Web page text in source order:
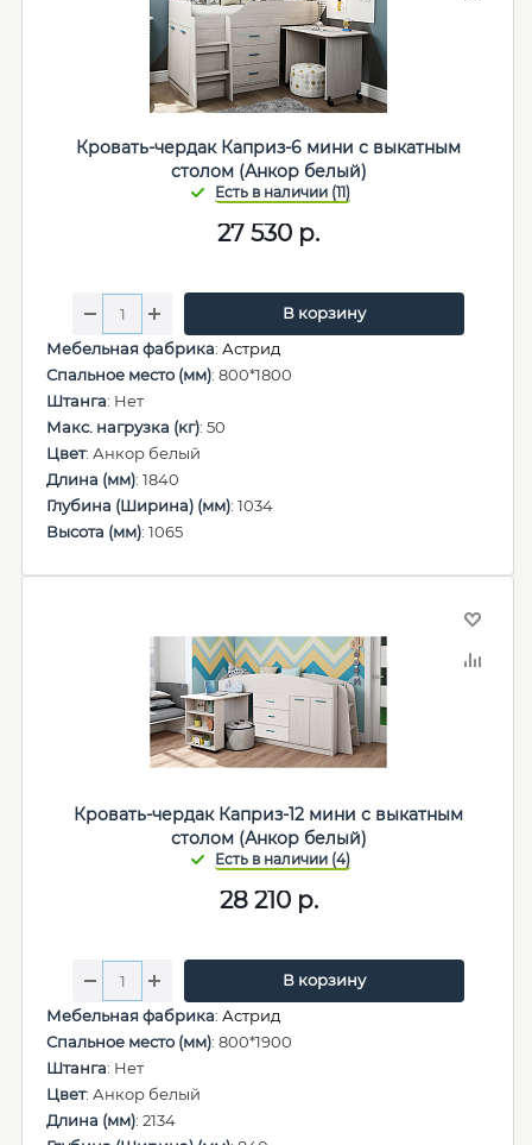
Кровать-чердак Каприз-6 мини с выкатным
столом (Анкор белый)
27 530 р.
В корзину
Мебельная фабрика: Астрид
Спальное место (мм): 800*1800
Штанга: Нет
Макс. нагрузка (кг): 50
Цвет: Анкор белый
Длина (мм): 1840
Глубина (Ширина) (мм): 1034
Высота (мм): 1065
Кровать-чердак Каприз-12 мини с выкатным
столом (Анкор белый)
28 210р.
В корзину
Мебельная фабрика: Астрид
Спальное место (мм): 800*1900
Штанга: Нет
Цвет: Анкор белый
Длина (мм): 2134